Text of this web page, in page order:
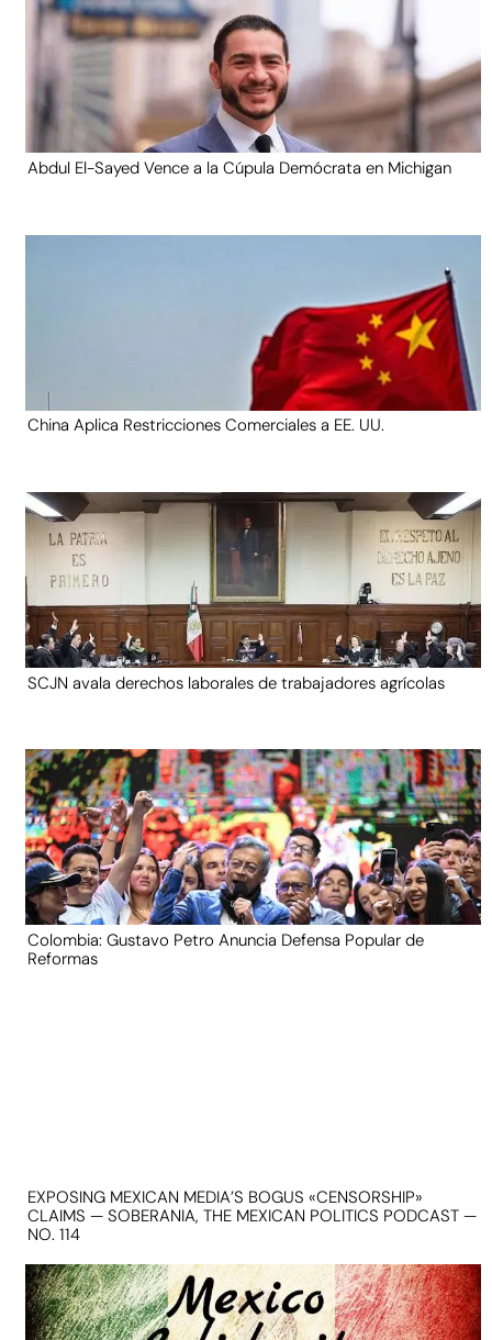
Abdul El-Sayed Vence a la Cúpula Demócrata en Michigan
China Aplica Restricciones Comerciales a EE. UU.
SCJN avala derechos laborales de trabajadores agrícolas
Colombia: Gustavo Petro Anuncia Defensa Popular de
Reformas
EXPOSING MEXICAN MEDIA’S BOGUS «CENSORSHIP»
CLAIMS — SOBERANIA, THE MEXICAN POLITICS PODCAST —
NO. 114